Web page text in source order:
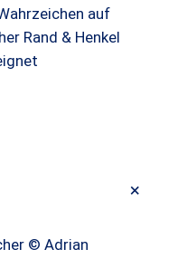
auf
Rand & Henkel
+
© Adrian